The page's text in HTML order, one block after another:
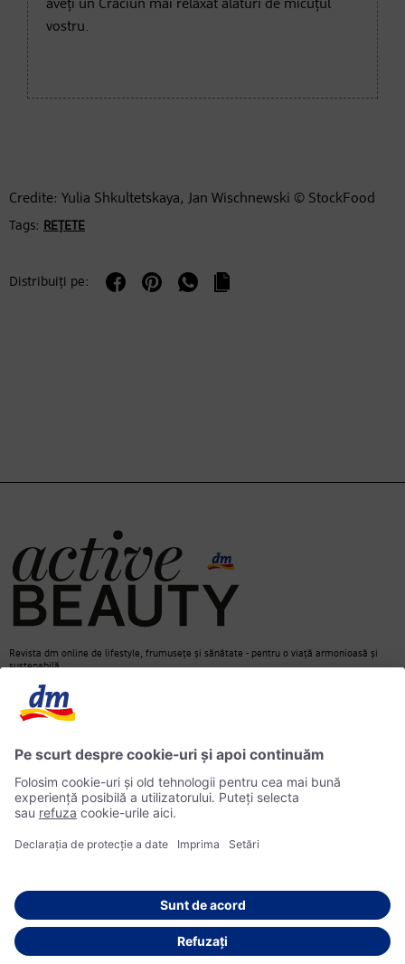
aveți un Crăciun mai relaxat alături de micuțul
vostru.
Credite: Yulia Shkultetskaya, Jan Wischnewski © StockFood
Tags: REȚETE
Distribuiți pe:
Revista dm online de lifestyle, frumusețe și sănătate - pentru o viață armonioasă și
sustenabilă.
© 2026 dm drogerie markt SRL